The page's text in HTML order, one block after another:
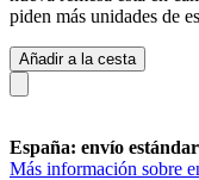
piden más unidades de
Añadir a la cesta
España: envío
Más información sobre